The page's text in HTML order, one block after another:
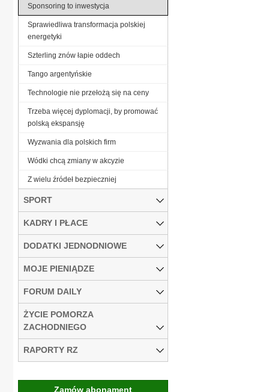
Sponsoring to inwestycja
Sprawiedliwa transformacja polskiej
energetyki
Szterling znów łapie oddech
Tango argentyńskie
Technologie nie przełożą się na ceny
Trzeba więcej dyplomacji, by promować
polską ekspansję
Wyzwania dla polskich firm
Wódki chcą zmiany w akcyzie
Z wielu źródeł bezpieczniej
SPORT
KADRY I PŁACE
DODATKI JEDNODNIOWE
MOJE PIENIĄDZE
FORUM DAILY
ŻYCIE POMORZA
ZACHODNIEGO
RAPORTY RZ
Zamów abonament